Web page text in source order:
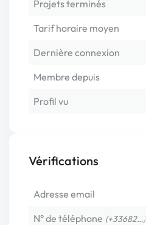
Projets terminés
Tarif horaire moyen
Dernière connexion
Membre depuis
Profil vu
Vérifications
Adresse email
N° de téléphone (+33682…)